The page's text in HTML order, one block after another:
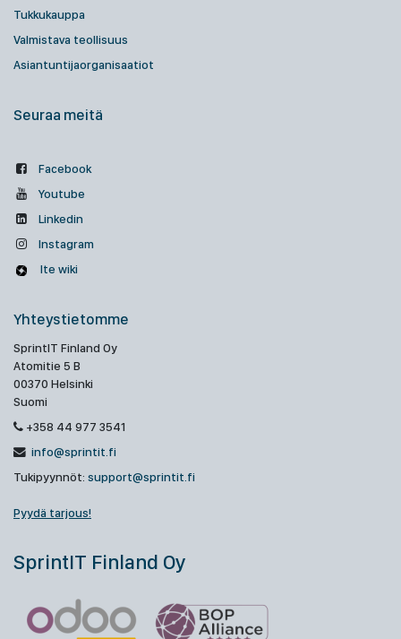
Tukkukauppa
Valmistava teollisuus
Asiantuntijaorganisaatiot
Seuraa meitä
Facebook
Youtube
Linkedin
Instagram
Ite wiki
Yhteystietomme
SprintIT Finland Oy
Atomitie 5 B
00370 Helsinki
Suomi
+358 44 977 3541
info@sprintit.fi
Tukipyynnöt: support@sprintit.fi
Pyydä tarjous!
SprintIT Finland Oy